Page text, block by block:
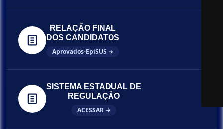
RELAÇÃO FINAL
DOS CANDIDATOS
Aprovados-EpiSUS →
SISTEMA ESTADUAL DE
REGULAÇÃO
ACESSAR →